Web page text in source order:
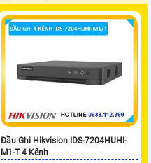
Đầu Ghi Hikvision IDS-7204HUHI-
M1-T 4 Kênh